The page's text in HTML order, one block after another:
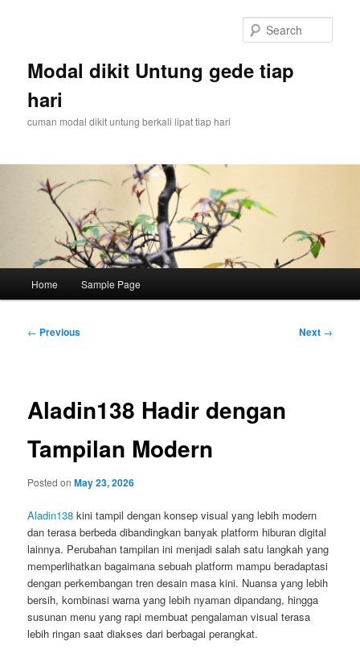
Modal dikit Untung gede tiap
hari
cuman modal dikit untung berkali lipat tiap hari
Home Sample Page
Post
← Previous Next →
Aladin138 Hadir dengan
Tampilan Modern
Posted onMay 23, 2026
Aladin138 kini tampil dengan konsep visual yang lebih modern
dan terasa berbeda dibandingkan banyak platform hiburan digital
lainnya. Perubahan tampilan ini menjadi salah satu langkah yang
memperlihatkan bagaimana sebuah platform mampu beradaptasi
dengan perkembangan tren desain masa kini. Nuansa yang lebih
bersih, kombinasi warna yang lebih nyaman dipandang, hingga
susunan menu yang rapi membuat pengalaman visual terasa
lebih ringan saat diakses dari berbagai perangkat.